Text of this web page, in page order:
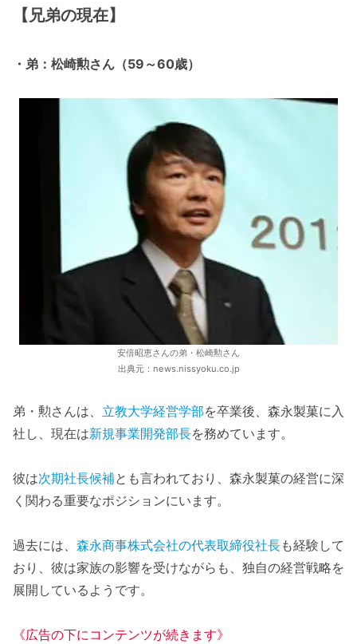
【兄弟の現在】
・弟：松崎勲さん（59～60歳）
安倍昭恵さんの弟・松崎勲さん
出典元：news.nissyoku.co.jp
弟・勲さんは、 立教大学経営学部を卒業後、森永製菓に入
社し、現在は新規事業開発部長を務めています。
彼は次期社長候補とも言われており、森永製菓の経営に深
く関わる重要なポジションにいます。
過去には、 森永商事株式会社の代表取締役社長も経験して
おり、彼は家族の影響を受けながらも、独自の経営戦略を
展開しているようです。
《広告の下にコンテンツが続きます》